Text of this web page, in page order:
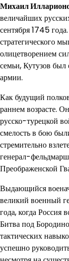
Михаил
величайших
сентября 1745
стратегического
олицетворением
семьи, Кутузов был
армии.
Как будущий
раннем возрасте.
русско-турецкой
смелость в бою
стремительно
генерал-
Преображенской
Выдающийся
великий военный
года, когда Россия
Битва под
тактических
успешно